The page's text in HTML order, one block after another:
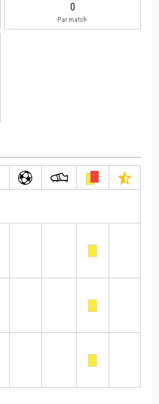
0
Par match